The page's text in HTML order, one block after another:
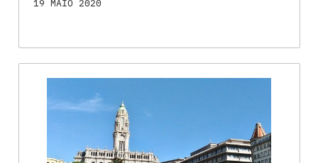
19 MAIO 2020